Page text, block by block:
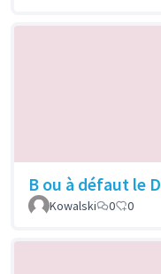
B ou à défaut le D
Kowalski 0 0